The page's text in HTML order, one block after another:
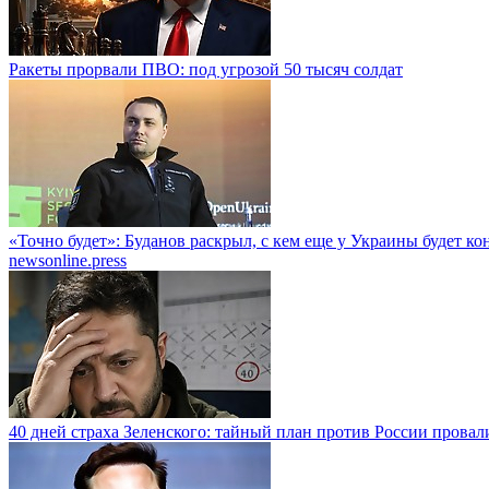
Ракеты прорвали ПВО: под угрозой 50 тысяч солдат
«Точно будет»: Буданов раскрыл, с кем еще у Украины будет
newsonline.press
40 дней страха Зеленского: тайный план против России